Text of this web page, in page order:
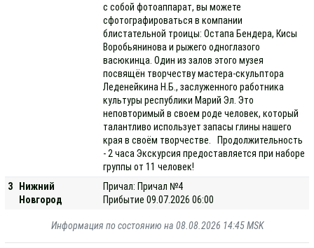
с собой фотоаппарат, вы можете
сфотографироваться в компании
блистательной троицы: Остапа Бендера, Кисы
Воробьянинова и рыжего одноглазого
васюкинца. Один из залов этого музея
посвящён творчеству мастера-скульптора
Леденейкина Н.Б., заслуженного работника
культуры республики Марий Эл. Это
неповторимый в своем роде человек, который
талантливо использует запасы глины нашего
края в своём творчестве. Продолжительность
- 2 часа Экскурсия предоставляется при наборе
группы от 11 человек!
3
Нижний
Новгород
Причал: Причал №4
Прибытие 09.07.2026 06:00
Информация по состоянию на 08.08.2026 14:45 MSK